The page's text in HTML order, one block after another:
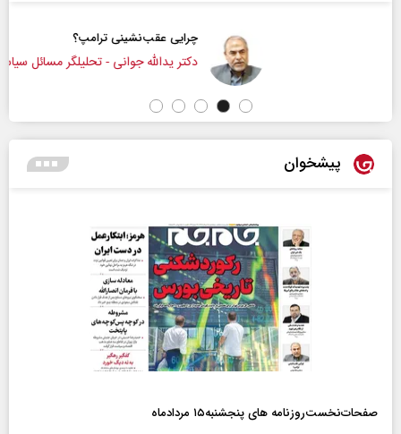
چرایی عقب‌نشینی ترامپ؟
دکتر یدالله جوانی - تحلیلگر مسائل سیاسی
پیشخوان
صفحات‌نخست‌روزنامه ها‌ی پنجشنبه‌۱۵ مردادماه